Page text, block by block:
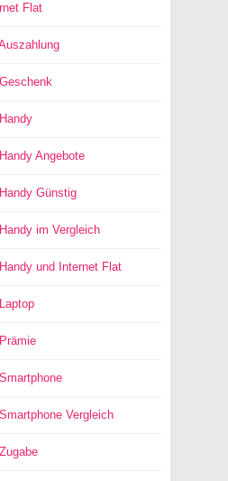
Flat
Angebote
Günstig
im Vergleich
und Internet Flat
Vergleich